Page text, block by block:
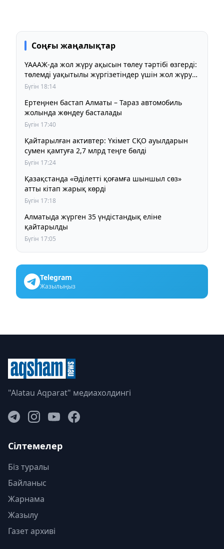
Соңғы жаңалықтар
ҮАААЖ-да жол жүру ақысын төлеу тәртібі өзгерді:
төлемді уақытылы жүргізетіндер үшін жол жүру
құны бұрынғы деңгейде сақталады
Бүгін 18:14
Ертеңнен бастап Алматы – Тараз автомобиль
жолында жөндеу басталады
Бүгін 17:40
Қайтарылған активтер: Үкімет СҚО ауылдарын
сумен қамтуға 2,7 млрд теңге бөлді
Бүгін 17:24
Қазақстанда «Әділетті қоғамға шыншыл сөз»
атты кітап жарық көрді
Бүгін 17:18
Алматыда жүрген 35 үндістандық еліне
қайтарылды
Бүгін 17:05
Telegram
Жазылыңыз
"Alatau Aqparat" медиахолдингі
Сілтемелер
Біз туралы
Байланыс
Жарнама
Жазылу
Газет архиві